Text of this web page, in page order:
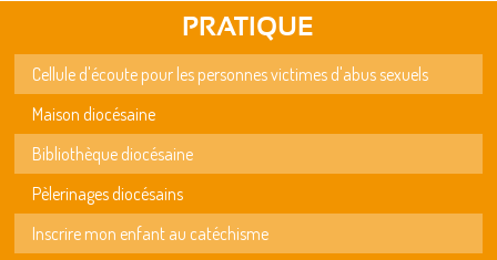
PRATIQUE
Cellule d'écoute pour les personnes victimes d'abus sexuels
Maison diocésaine
Bibliothèque diocésaine
Pèlerinages diocésains
Inscrire mon enfant au catéchisme